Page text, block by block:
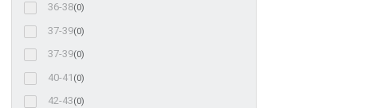
36-38(0)
37-39(0)
37-39(0)
40-41 (0)
42-43(0)